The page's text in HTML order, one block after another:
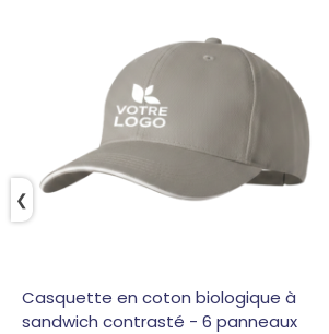
Casquette en coton biologique à
sandwich contrasté - 6 panneaux
❮